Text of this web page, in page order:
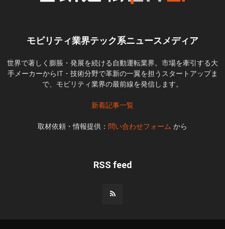
モビリティ業界テック系ニュースメディア
世界で著しく膨脹・発展を続ける自動運転業界。市場を牽引する大
手メーカーからIT・技術分野で革新の一翼を担うスタートアップま
で、モビリティ業界の最前線を発信します。
新着記事一覧
取材依頼・情報提供： 問い合わせフォーム から
RSS feed